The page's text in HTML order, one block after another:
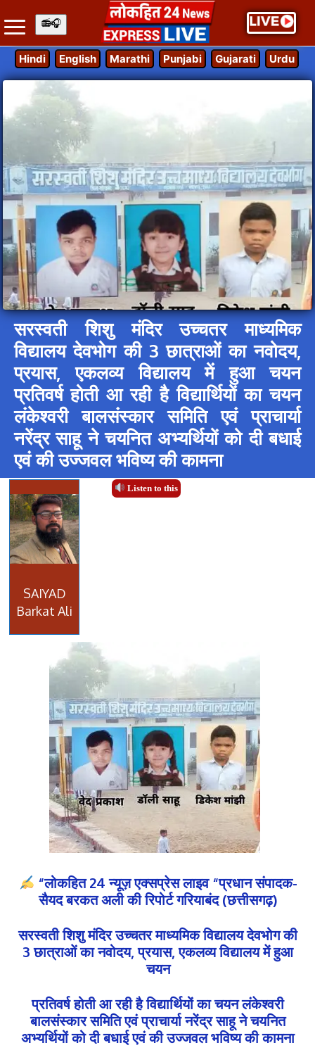
Hindi English Marathi Punjabi Gujarati Urdu
सरस्वती शिशु मंदिर उच्चतर माध्यमिक
विद्यालय देवभोग की 3 छात्राओं का नवोदय,
प्रयास, एकलव्य विद्यालय में हुआ चयन
प्रतिवर्ष होती आ रही है विद्यार्थियों का चयन
लंकेश्वरी बालसंस्कार समिति एवं प्राचार्या
नरेंद्र साहू ने चयनित अभ्यर्थियों को दी बधाई
एवं की उज्जवल भविष्य की कामना
Listen to this
SAIYAD
Barkat Ali
“लोकहित 24 न्यूज़ एक्सप्रेस लाइव “प्रधान संपादक-
सैयद बरकत अली की रिपोर्ट गरियाबंद (छत्तीसगढ़)
सरस्वती शिशु मंदिर उच्चतर माध्यमिक विद्यालय देवभोग की
3 छात्राओं का नवोदय, प्रयास, एकलव्य विद्यालय में हुआ
चयन
प्रतिवर्ष होती आ रही है विद्यार्थियों का चयन लंकेश्वरी
बालसंस्कार समिति एवं प्राचार्या नरेंद्र साहू ने चयनित
अभ्यर्थियों को दी बधाई एवं की उज्जवल भविष्य की कामना